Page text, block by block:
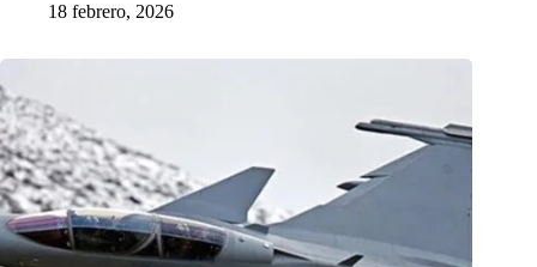
18 febrero, 2026